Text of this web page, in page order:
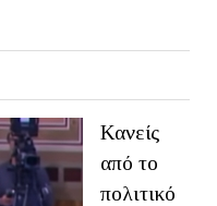
Κανείς
από το
πολιτικό